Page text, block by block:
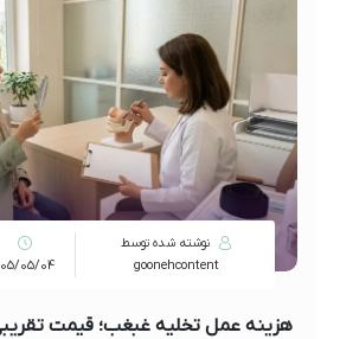
نوشته شده توسط
goonehcontent
05/04
هزینه عمل تخلیه غبغب؛ قیمت